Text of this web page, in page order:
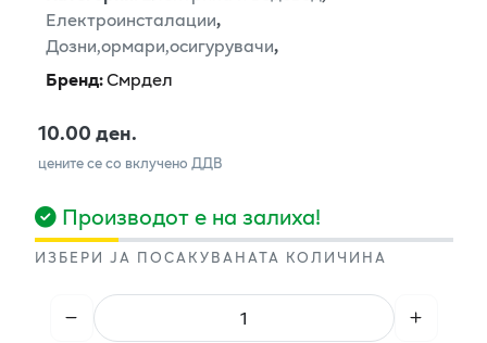
Електроинсталации,
Дозни,ормари,осигурувачи,
Бренд:Смрдел
10.00 ден.
цените се со вклучено ДДВ
Производот е на залиха!
ИЗБЕРИ ЈА ПОСАКУВАНАТА КОЛИЧИНА